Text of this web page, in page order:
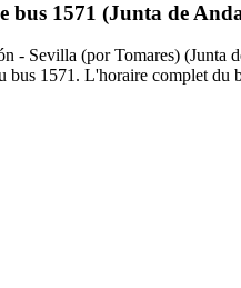
bus 1571 (Junta de
Sevilla (por Tomares) (Junta
bus 1571. L'horaire complet